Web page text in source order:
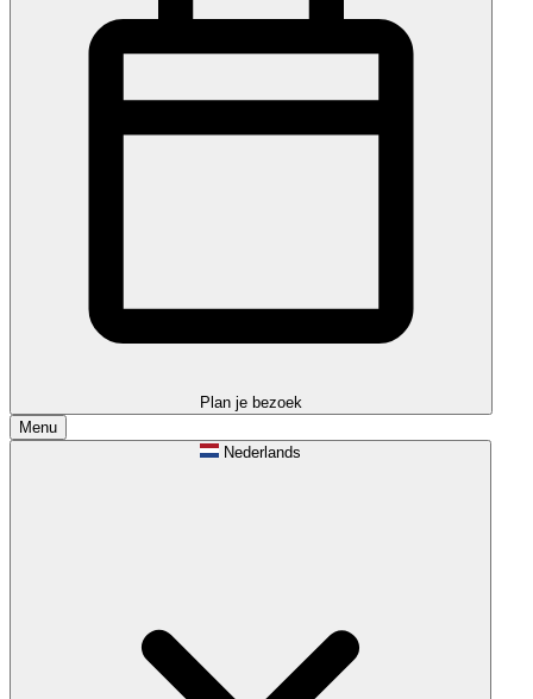
Plan je bezoek
Menu
Nederlands